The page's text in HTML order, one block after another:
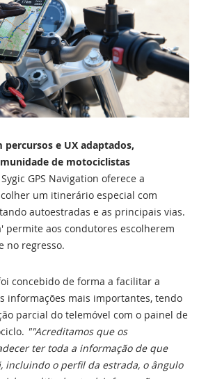
percursos e UX adaptados,
de motociclistas
GPS Navigation oferece a
um itinerário especial com
autoestradas e as principais vias.
permite aos condutores escolherem
no regresso.
concebido de forma a facilitar a
informações mais importantes, tendo
parcial do telemóvel com o painel de
""Acreditamos que os
ter toda a informação de que
incluindo o perfil da estrada, o ângulo